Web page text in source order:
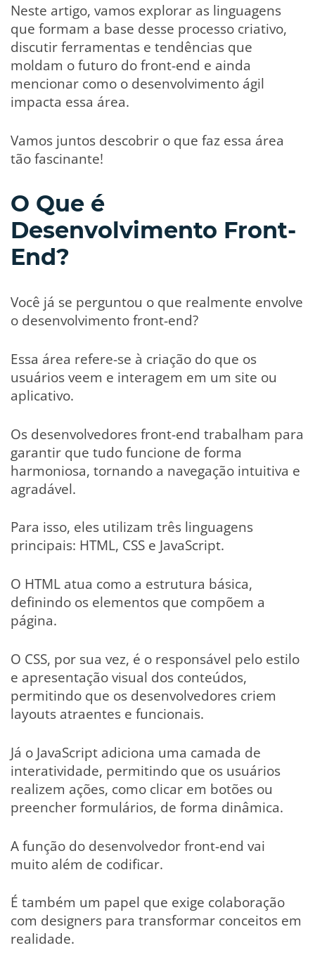
Neste artigo, vamos explorar as linguagens
que formam a base desse processo criativo,
discutir ferramentas e tendências que
moldam o futuro do front-end e ainda
mencionar como o desenvolvimento ágil
impacta essa área.
Vamos juntos descobrir o que faz essa área
tão fascinante!
O Que é
Desenvolvimento Front-
End?
Você já se perguntou o que realmente envolve
o desenvolvimento front-end?
Essa área refere-se à criação do que os
usuários veem e interagem em um site ou
aplicativo.
Os desenvolvedores front-end trabalham para
garantir que tudo funcione de forma
harmoniosa, tornando a navegação intuitiva e
agradável.
Para isso, eles utilizam três linguagens
principais: HTML, CSS e JavaScript.
O HTML atua como a estrutura básica,
definindo os elementos que compõem a
página.
O CSS, por sua vez, é o responsável pelo estilo
e apresentação visual dos conteúdos,
permitindo que os desenvolvedores criem
layouts atraentes e funcionais.
Já o JavaScript adiciona uma camada de
interatividade, permitindo que os usuários
realizem ações, como clicar em botões ou
preencher formulários, de forma dinâmica.
A função do desenvolvedor front-end vai
muito além de codificar.
É também um papel que exige colaboração
com designers para transformar conceitos em
realidade.